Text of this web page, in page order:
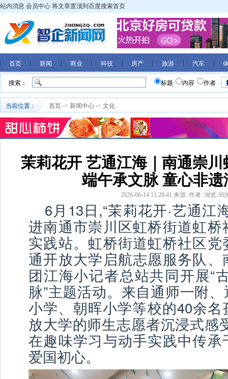
站内消息 会员中心 将文章置顶到百度搜索首页
首页 新闻 商业 科技 房产 旅游 汽车
搜索： 标题 内容 作者
当前位置： 首页 -> 新闻中心 -> 文化
茉莉花开 艺通江海｜南通崇
端午承文脉 童心非遗
2026-06-14 11:28:41 来源: 作者: 浏览:30
6月13日,“茉莉花开·艺通江
进南通市崇川区虹桥街道虹
实践站。虹桥街道虹桥社区
通开放大学启航志愿服务队
团江海小记者总站共同开展“
脉”主题活动。来自通师一附
小学、朝晖小学等校的40余
放大学的师生志愿者沉浸式感
在趣味学习与动手实践中传
爱国初心。